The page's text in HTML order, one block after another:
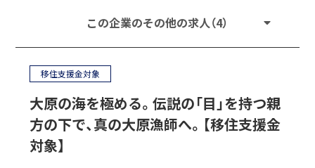
この企業のその他の求人（4）
移住支援金対象
大原の海を極める。伝説の「目」を持つ親
方の下で、真の大原漁師へ。【移住支援金
対象】